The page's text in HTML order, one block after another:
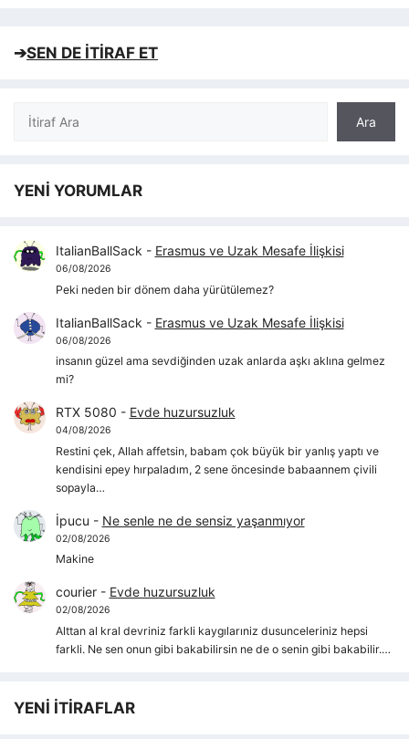
➔SEN DE İTİRAF ET
Ara
Ara
YENİ YORUMLAR
ItalianBallSack - Erasmus ve Uzak Mesafe İlişkisi
06/08/2026
Peki neden bir dönem daha yürütülemez?
ItalianBallSack - Erasmus ve Uzak Mesafe İlişkisi
06/08/2026
insanın güzel ama sevdiğinden uzak anlarda aşkı aklına gelmez
mi?
RTX 5080 - Evde huzursuzluk
04/08/2026
Restini çek, Allah affetsin, babam çok büyük bir yanlış yaptı ve
kendisini epey hırpaladım, 2 sene öncesinde babaannem çivili
sopayla…
İpucu - Ne senle ne de sensiz yaşanmıyor
02/08/2026
Makine
courier- Evde huzursuzluk
02/08/2026
Alttan al kral devriniz farkli kaygılarıniz dusunceleriniz hepsi
farkli. Ne sen onun gibi bakabilirsin ne de o senin gibi bakabilir.…
YENİ İTİRAFLAR